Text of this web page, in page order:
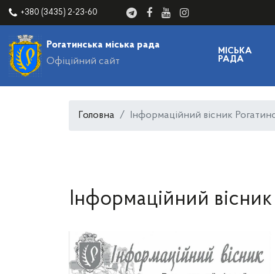
+380 (3435) 2-23-60
Рогатинська міська рада
Офіційний сайт
МІСЬКА
РАДА
Головна Інформаційний вісник
Інформаційний